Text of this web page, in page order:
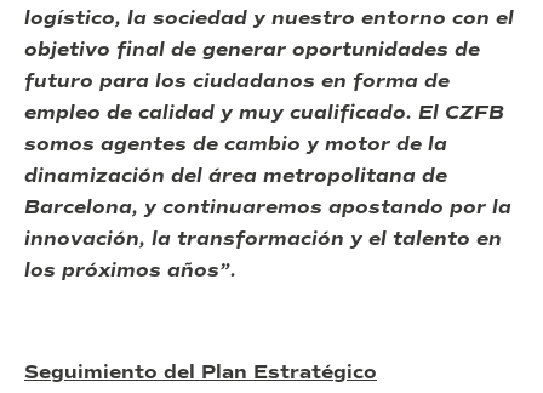
logístico, la sociedad y nuestro entorno con el
objetivo final de generar oportunidades de
futuro para los ciudadanos en forma de
empleo de calidad y muy cualificado. El CZFB
somos agentes de cambio y motor de la
dinamización del área metropolitana de
Barcelona, y continuaremos apostando por la
innovación, la transformación y el talento en
los próximos años”.
Seguimiento del Plan Estratégico